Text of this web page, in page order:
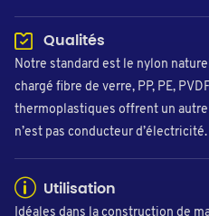
Qualités
Notre standard est le nylon
chargé fibre de verre, PP, PE,
thermoplastiques offrent un
n’est pas conducteur d’électricité.
Utilisation
Idéales dans la construction de